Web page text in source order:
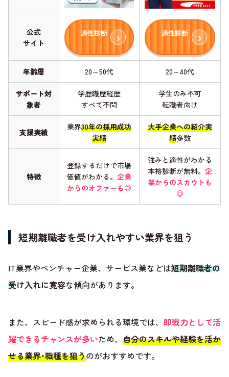
公式
サイト
適性診断 適性診断
年齢層 20～50代 20～40代
サポート対
象者
学歴職歴経歴
すべて不問
学生のみ不可
転職者向け
支援実績
業界30年の採用成功
実績
大手企業への紹介実
績多数
特徴
登録するだけで市場
価値がわかる。 企業
からのオファーも◎
強みと適性がわかる
本格診断が無料。 企
業からのスカウトも
◎
短期離職者を受け入れやすい業界を狙う
IT業界やベンチャー企業、サービス業などは短期離職者の
受け入れに寛容な傾向があります。
また、スピード感が求められる環境では、 即戦力として活
躍できるチャンスが多いため、 自分のスキルや経験を活か
せる業界･職種を狙うのがおすすめです。